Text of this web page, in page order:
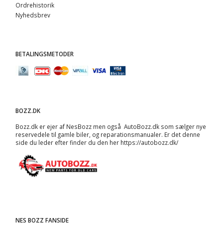
Ordrehistorik
Nyhedsbrev
BETALINGSMETODER
BOZZ.DK
Bozz.dk er ejer af NesBozz men også AutoBozz.dk som sælger nye
reservedele til gamle biler, og reparationsmanualer. Er det denne
side du leder efter finder du den her https://autobozz.dk/
NES BOZZ FANSIDE